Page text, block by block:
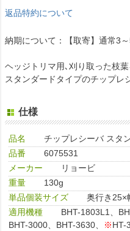
返品特約について
納期について：【取寄】通常3
ヘッジトリマ用､刈り取った枝
スタンダードタイプのチップレ
仕様
品名
チップレシーバ スタ
品番
6075531
メーカー
リョービ
重量
130g
単品個装サイズ
奥行き25×
適用機種
BHT-1803L1、
BHT-3000、BHT-3630、
※HT-